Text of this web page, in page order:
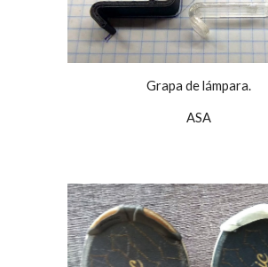
Grapa de lámpara.
ASA